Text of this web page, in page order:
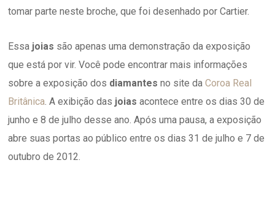
tomar parte neste broche, que foi desenhado por Cartier.
Essa joias são apenas uma demonstração da exposição
que está por vir. Você pode encontrar mais informações
sobre a exposição dos diamantes no site daCoroa Real
Britânica. A exibição das joias acontece entre os dias 30 de
junho e 8 de julho desse ano. Após uma pausa, a exposição
abre suas portas ao público entre os dias 31 de julho e 7 de
outubro de 2012.